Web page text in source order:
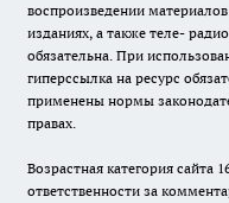
воспроизведении
изданиях, а также теле-
обязательна. При
гиперссылка на ресурс
применены нормы
правах.
Возрастная категория сайта
ответственности за